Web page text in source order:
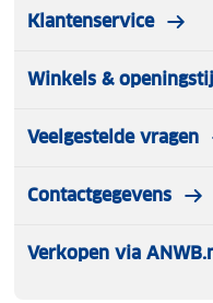
Klantenservice
Winkels &
Veelgestelde vragen
Contactgegevens
Verkopen via